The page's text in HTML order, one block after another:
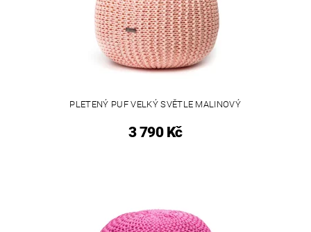
PLETENÝ PUF VELKÝ SVĚTLE MALINOVÝ
3 790 Kč